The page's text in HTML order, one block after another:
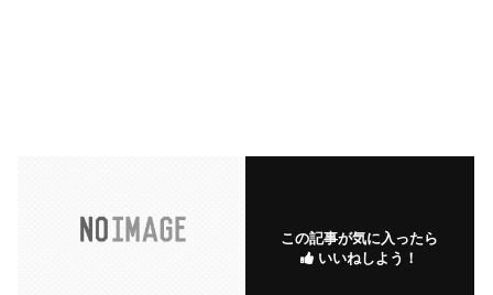
この記事が気に入ったら
いいねしよう！